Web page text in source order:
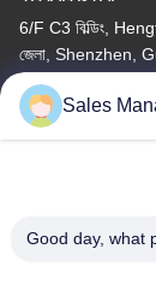
6/F C3 বিল্ডিং,
জেলা, Shenzhen,
টেলিফোন
86--13662697476
Sales
Good day, what